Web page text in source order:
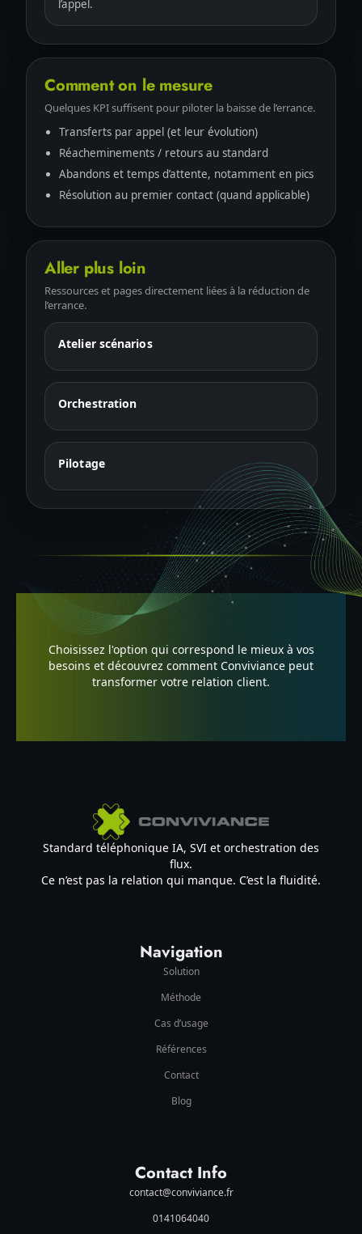
l’appel.
Comment on le mesure
Quelques KPI suffisent pour piloter la baisse de l’errance.
Transferts par appel (et leur évolution)
Réacheminements / retours au standard
Abandons et temps d’attente, notamment en pics
Résolution au premier contact (quand applicable)
Aller plus loin
Ressources et pages directement liées à la réduction de
l’errance.
Atelier scénarios
Orchestration
Pilotage
Choisissez l'option qui correspond le mieux à vos
besoins et découvrez comment Conviviance peut
transformer votre relation client.
Standard téléphonique IA, SVI et orchestration des
flux.
Ce n’est pas la relation qui manque. C’est la fluidité.
Navigation
Solution
Méthode
Cas d’usage
Références
Contact
Blog
Contact Info
contact@conviviance.fr
0141064040